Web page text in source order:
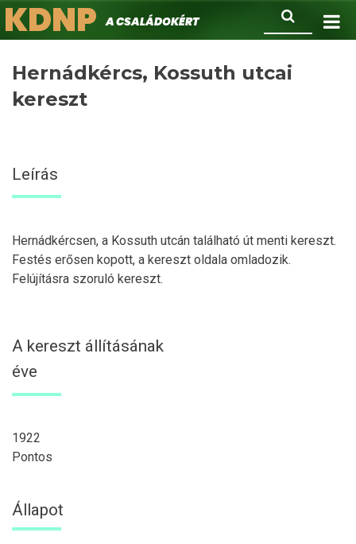
Ugrás
a
Keresés
KDNPA családokért.
Hernádkércs, Kossuth utcai
kereszt
Leírás
Hernádkércsen, a Kossuth utcán található út menti kereszt.
Festés erősen kopott, a kereszt oldala omladozik.
Felújításra szoruló kereszt.
A kereszt állításának
éve
1922
Pontos
Állapot